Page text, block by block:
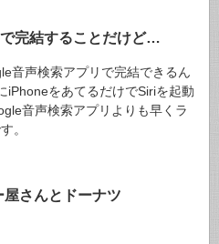
完結することだけど…
音声検索アプリで完結できるん
iPhoneをあてるだけでSiriを起動
音声検索アプリよりも早くラ
。
さんとドーナツ